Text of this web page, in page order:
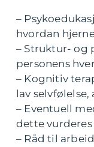
–
hvordan
– Struktur- og
personens
– Kognitiv
lav
– Eventuell
dette
– Råd til